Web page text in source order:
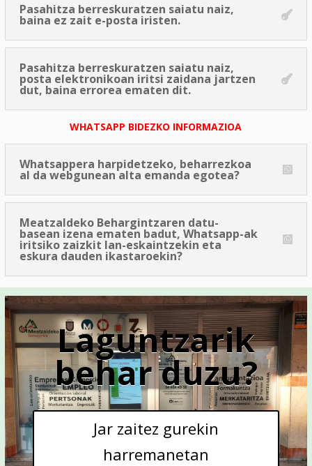
Pasahitza berreskuratzen saiatu naiz,
baina ez zait e-posta iristen.
Pasahitza berreskuratzen saiatu naiz,
posta elektronikoan iritsi zaidana jartzen
dut, baina errorea ematen dit.
WHATSAPP BIDEZKO INFORMAZIOA
Whatsappera harpidetzeko, beharrezkoa
al da webgunean alta emanda egotea?
Meatzaldeko Behargintzaren datu-
basean izena ematen badut, Whatsapp-ak
iritsiko zaizkit lan-eskaintzekin eta
eskura dauden ikastaroekin?
Laguntzarik
behar duzu?
Jar zaitez gurekin
harremanetan